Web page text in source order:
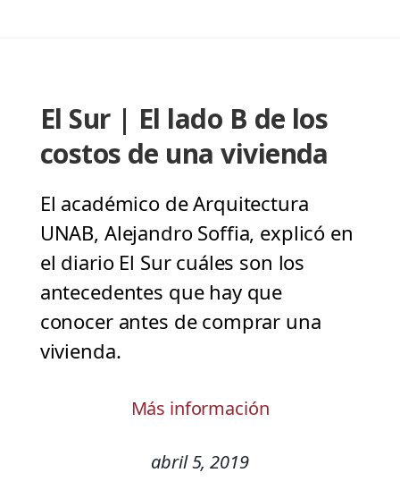
El Sur | El lado B de los
costos de una vivienda
El académico de Arquitectura
UNAB, Alejandro Soffia, explicó en
el diario El Sur cuáles son los
antecedentes que hay que
conocer antes de comprar una
vivienda.
Más información
abril 5, 2019